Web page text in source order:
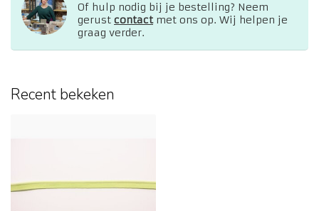
Of hulp nodig bij je bestelling? Neem
gerust contactmet ons op. Wij helpen je
graag verder.
Recent bekeken